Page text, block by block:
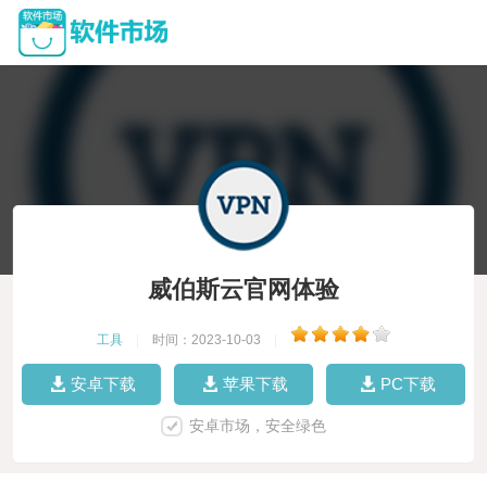
威伯斯云官网体验
工具 时间：2023-10-03
安卓下载 苹果下载 PC下载
安卓市场，安全绿色